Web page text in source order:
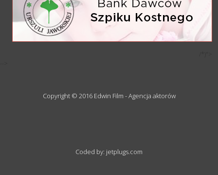
Copyright © 2016 Edwin Film - Agencja aktorów
Coded by: jetplugs.com